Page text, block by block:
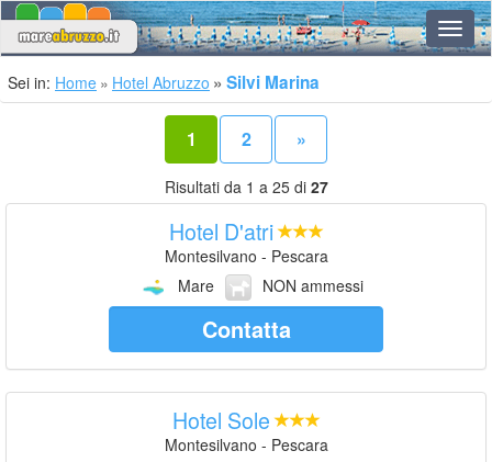
Sei in: Home Hotel Abruzzo Silvi Marina
1 2 »
Risultati da 1 a 25 di 27
Hotel D'atri
Montesilvano - Pescara
Mare
NON ammessi
Contatta
Hotel Sole
Montesilvano - Pescara